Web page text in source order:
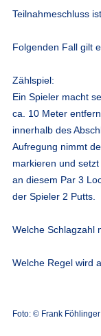
Teilnahmeschluss
Folgenden Fall gilt
Zählspiel:
Ein Spieler macht
ca. 10 Meter
innerhalb des
Aufregung nimmt
markieren und
an diesem Par 3
der Spieler 2 Putts.
Welche Schlagzahl
Welche Regel wird
Foto: © Frank Föhlinger